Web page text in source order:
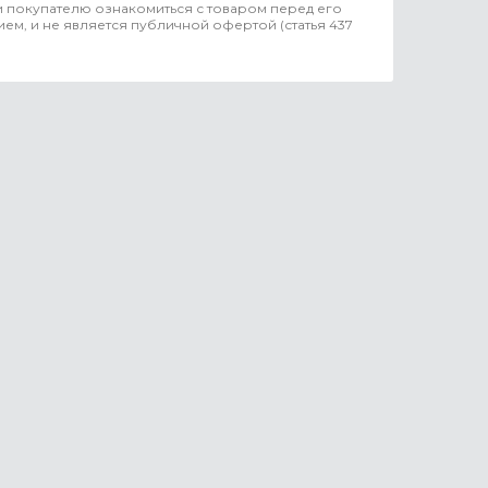
покупателю ознакомиться с товаром перед его
и не является публичной офертой (статья 437